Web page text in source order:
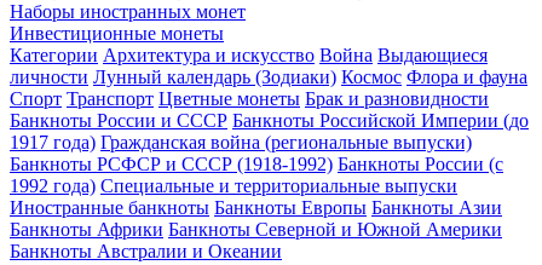
Наборы иностранных монет
Инвестиционные монеты
Категории Архитектура и искусство Война Выдающиеся
личности Лунный календарь (Зодиаки) Космос Флора и фауна
Спорт Транспорт Цветные монеты Брак и разновидности
Банкноты России и СССР Банкноты Российской Империи (до
1917 года) Гражданская война (региональные выпуски)
Банкноты РСФСР и СССР (1918-1992) Банкноты России (с
1992 года) Специальные и территориальные выпуски
Иностранные банкноты Банкноты Европы Банкноты Азии
Банкноты Африки Банкноты Северной и Южной Америки
Банкноты Австралии и Океании